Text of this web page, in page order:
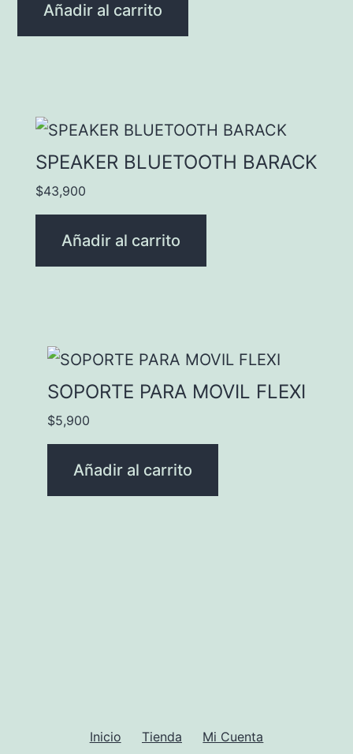
Añadir al carrito
SPEAKER BLUETOOTH BARACK
$43,900
Añadir al carrito
SOPORTE PARA MOVIL FLEXI
$5,900
Añadir al carrito
Inicio Tienda Mi Cuenta